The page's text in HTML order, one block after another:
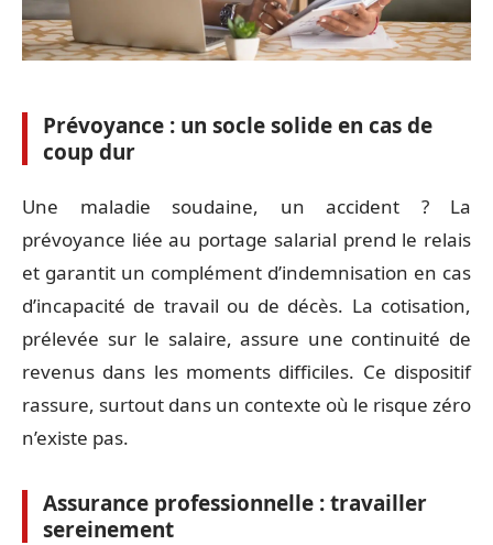
Prévoyance : un socle solide en cas de
coup dur
Une maladie soudaine, un accident ? La
prévoyance liée au portage salarial prend le relais
et garantit un complément d’indemnisation en cas
d’incapacité de travail ou de décès. La cotisation,
prélevée sur le salaire, assure une continuité de
revenus dans les moments difficiles. Ce dispositif
rassure, surtout dans un contexte où le risque zéro
n’existe pas.
Assurance professionnelle : travailler
sereinement